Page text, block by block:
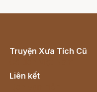
Truyện Xưa Tích Cũ
Liên kết